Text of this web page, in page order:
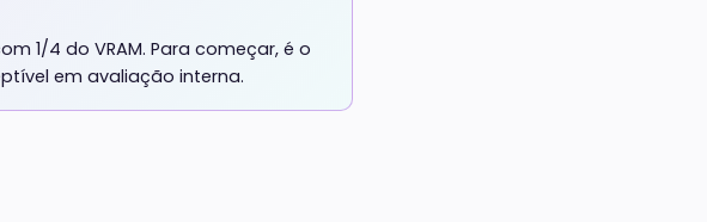
1/4 do VRAM. Para começar, é o
em avaliação interna.